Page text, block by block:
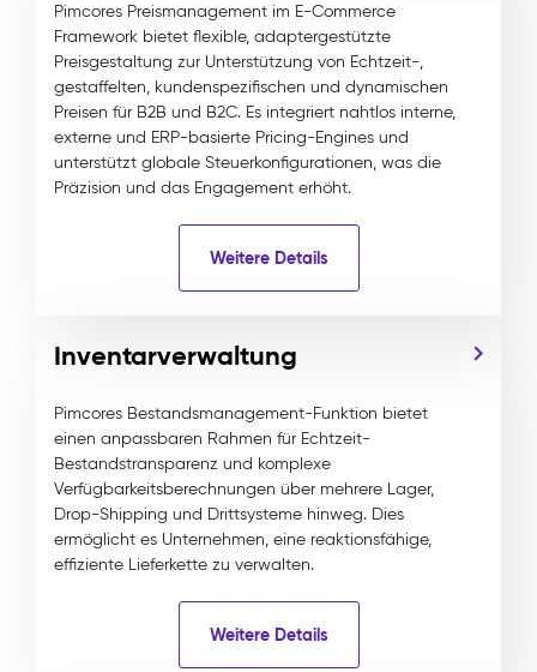
Pimcores Preismanagement im E-Commerce
Framework bietet flexible, adaptergestützte
Preisgestaltung zur Unterstützung von Echtzeit-,
gestaffelten, kundenspezifischen und dynamischen
Preisen für B2B und B2C. Es integriert nahtlos interne,
externe und ERP-basierte Pricing-Engines und
unterstützt globale Steuerkonfigurationen, was die
Präzision und das Engagement erhöht.
Weitere Details
Inventarverwaltung
Pimcores Bestandsmanagement-Funktion bietet
einen anpassbaren Rahmen für Echtzeit-
Bestandstransparenz und komplexe
Verfügbarkeitsberechnungen über mehrere Lager,
Drop-Shipping und Drittsysteme hinweg. Dies
ermöglicht es Unternehmen, eine reaktionsfähige,
effiziente Lieferkette zu verwalten.
Weitere Details